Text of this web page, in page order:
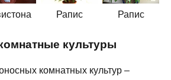
Рапис Рапис
культуры
комнатных культур –